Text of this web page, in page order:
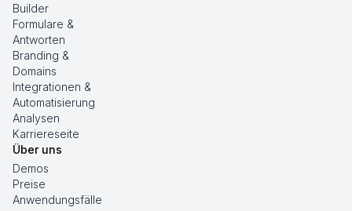
Builder
Formulare &
Antworten
Branding &
Domains
Integrationen &
Automatisierung
Analysen
Karriereseite
Über uns
Demos
Preise
Anwendungsfälle